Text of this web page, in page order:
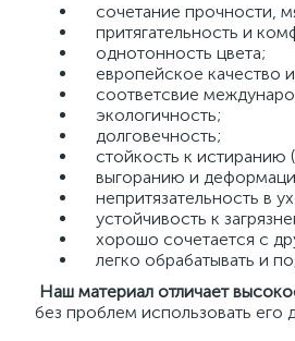
сочетание прочности,
притягательность и
однотонность цвета;
европейское качество
соответсвие
экологичность;
долговечность;
стойкость к истиранию
выгоранию и
непритязательность в
устойчивость к
хорошо сочетается с
легко обрабатывать и
Наш материал отличает
без проблем использовать его